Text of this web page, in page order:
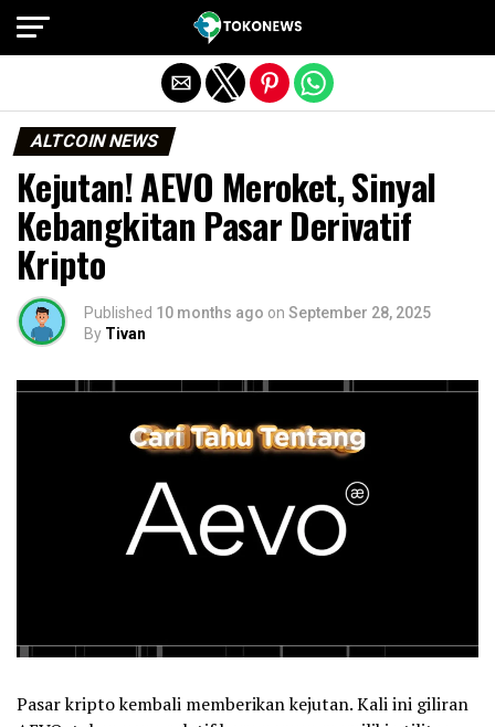
ALTCOIN NEWS
Kejutan! AEVO Meroket, Sinyal
Kebangkitan Pasar Derivatif
Kripto
Published 10 months ago on September 28, 2025
By Tivan
Pasar kripto kembali memberikan kejutan. Kali ini giliran
Exit mobile version